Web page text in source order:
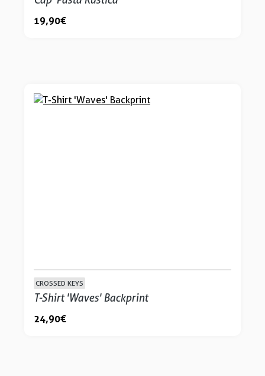
19,90 €
CROSSED KEYS
T-Shirt 'Waves' Backprint
24,90 €